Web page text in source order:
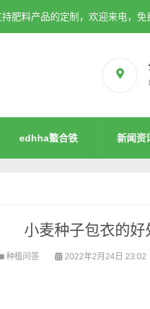
肥料产品的定制，欢迎来电，免
edhha螯合铁 新闻资
小麦种子包衣的好
种植问答 2022年2月24日 23:02